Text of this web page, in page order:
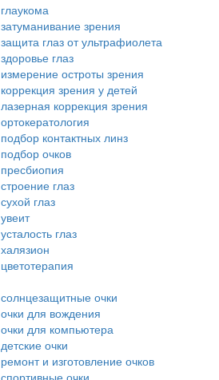
глаукома
затуманивание зрения
защита глаз от ультрафиолета
здоровье глаз
измерение остроты зрения
коррекция зрения у детей
лазерная коррекция зрения
ортокератология
подбор контактных линз
подбор очков
пресбиопия
строение глаз
сухой глаз
увеит
усталость глаз
халязион
цветотерапия
солнцезащитные очки
очки для вождения
очки для компьютера
детские очки
ремонт и изготовление очков